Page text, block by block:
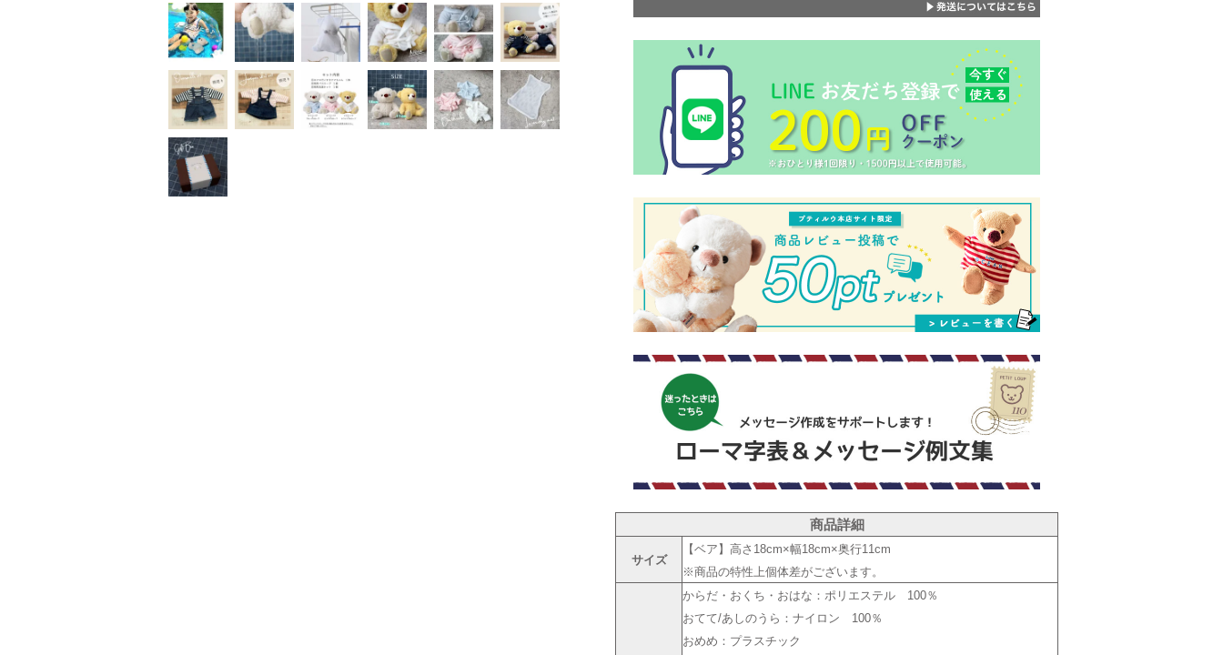
商品詳細
サイズ
【ベア】高さ18cm×幅18cm×奥行11cm
※商品の特性上個体差がございます。
からだ・おくち・おはな：ポリエステル 100％
おてて/あしのうら：ナイロン 100％
おめめ：プラスチック